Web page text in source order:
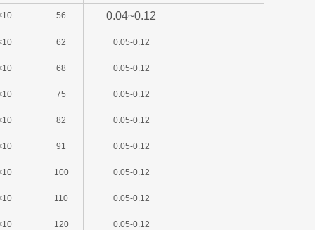
56 0.04~0.12
62 0.05-0.12
68 0.05-0.12
75 0.05-0.12
82 0.05-0.12
91 0.05-0.12
100 0.05-0.12
110 0.05-0.12
120 0.05-0.12